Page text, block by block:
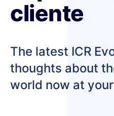
cliente
The latest ICR
thoughts about
world now at